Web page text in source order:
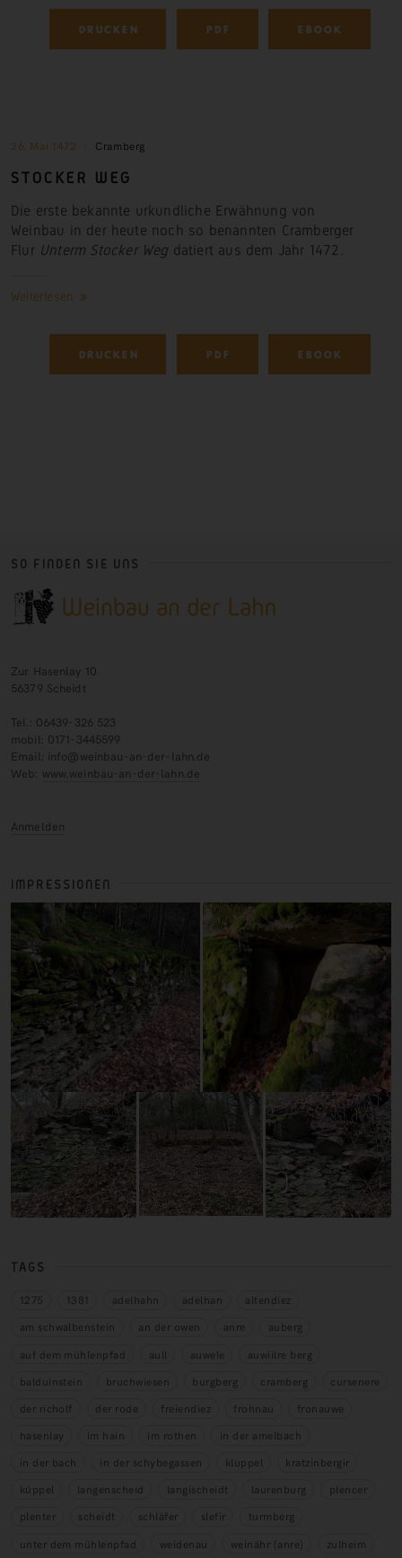
DRUCKEN PDF EBOOK
26. Mai 1472 Cramberg
STOCKER
WEG
Die erste bekannte urkundliche Erwähnung von
Weinbau in der heute noch so benannten Cramberger
Flur Unterm Stocker Weg datiert aus dem Jahr 1472.
Weiterlesen
DRUCKEN PDF EBOOK
SO FINDEN SIE UNS
Zur Hasenlay 10
56379 Scheidt
Tel.: 06439-326 523
mobil: 0171-3445599
Email: info@weinbau-an-der-lahn.de
Web: www.weinbau-an-der-lahn.de
Anmelden
IMPRESSIONEN
TAGS
1275 1381 adelhahn adelhan
altendiez
am schwalbenstein
an der owen anre
auberg
auf dem mühlenpfad
aull auwele
auwiilre berg
balduinstein
bruchwiesen burgberg cramberg
cursenere
der richolf
der rode freiendiez frohnau
fronauwe
hasenlay
im hain im rothen
in der amelbach
in der bach
in der schybegassen kluppel
kratzinbergir
küppel
langenscheid langischeidt laurenburg
plencer
plenter
scheidt schläfer slefir
turmberg
unter dem mühlenpfad
weidenau weinähr (anre) zulheim